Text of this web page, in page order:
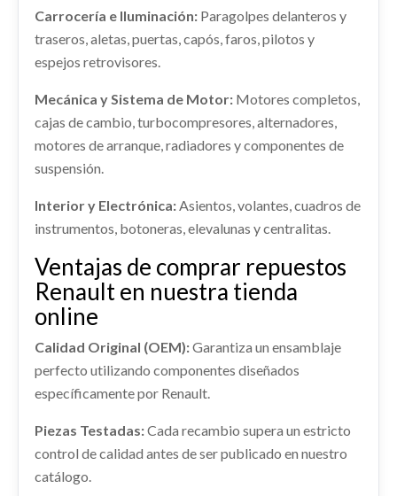
MANGUETA DELANTERA IZQUIERDA
400154EA0A
MANGUETA DELANTERA IZQUIERDA... usado.
RENAULT KADJAR (HA_, HL_) 1.2 TCE 130
Ref: 2274302 OEM: 400154EA0A
TRANSMISION DELANTERA DERECHA
INTERCOOLER 144614EA1B
INTERCOOLER 144614EA1B usado.
RENAULT KADJAR (HA_, HL_) 1.2 TCE 130
Ref: 2274300
Consultar
AMORTIGUADOR TRASERO DERECHO
RENAULT KADJAR (HA_, HL_) 1.2 TCE 130
Ref: 2274288
Consultar
Carrocería e Iluminación: Paragolpes delanteros y
traseros, aletas, puertas, capós, faros, pilotos y
espejos retrovisores.
Mecánica y Sistema de Motor: Motores completos,
cajas de cambio, turbocompresores, alternadores,
motores de arranque, radiadores y componentes de
suspensión.
Interior y Electrónica: Asientos, volantes, cuadros de
instrumentos, botoneras, elevalunas y centralitas.
Ventajas de comprar repuestos
Renault en nuestra tienda
online
Calidad Original (OEM):Garantiza un ensamblaje
perfecto utilizando componentes diseñados
específicamente por Renault.
Piezas Testadas:Cada recambio supera un estricto
control de calidad antes de ser publicado en nuestro
catálogo.